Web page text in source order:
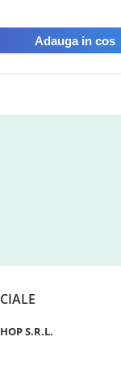
Adauga in cos
S.R.L.